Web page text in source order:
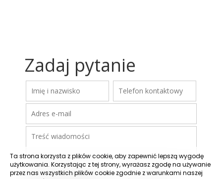
Zadaj pytanie
Ta strona korzysta z plików cookie, aby zapewnić lepszą wygodę
użytkowania. Korzystając z tej strony, wyrażasz zgodę na używanie
przez nas wszystkich plików cookie zgodnie z warunkami naszej